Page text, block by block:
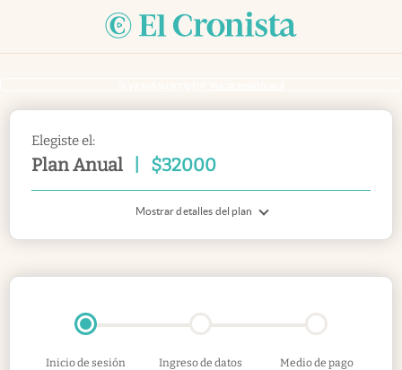
Elegiste el:
Plan Anual $32000
Mostrar detalles del plan
Inicio de sesión Ingreso de datos Medio de pago